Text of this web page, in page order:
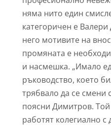
няма нито един
категоричен е
него мотивите на
промяната е
и насмешка. „Имало
ръководство, което
трябвало да се смени
поясни Димитров. Той
работят колегиално с